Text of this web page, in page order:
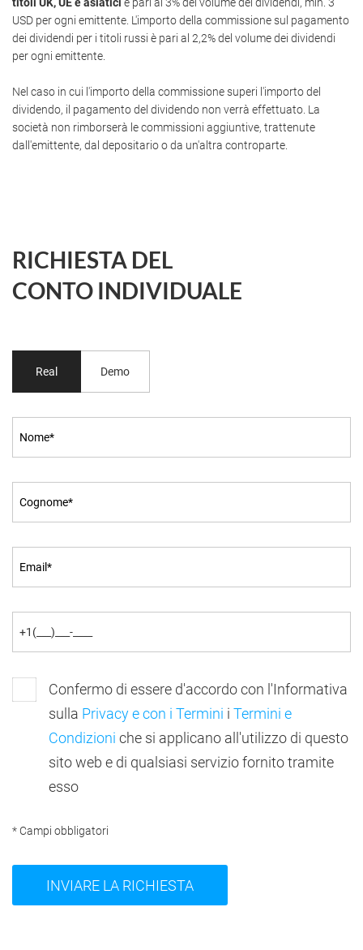
USD per ogni emittente. L'importo della commissione sul pagamento
dei dividendi per i titoli russi è pari al 2,2% del volume dei dividendi
per ogni emittente.
Nel caso in cui l'importo della commissione superi l'importo del
dividendo, il pagamento del dividendo non verrà effettuato. La
società non rimborserà le commissioni aggiuntive, trattenute
dall'emittente, dal depositario o da un'altra controparte.
RICHIESTA DEL
CONTO INDIVIDUALE
Real Demo
Confermo di essere d'accordo con l'Informativa
sulla Privacy e con i Termini i Termini e
Condizioni che si applicano all'utilizzo di questo
sito web e di qualsiasi servizio fornito tramite
esso
* Campi obbligatori